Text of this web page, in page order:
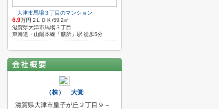
大津市馬場３丁目のマンション
6.9万円 2ＬＤＫ/59.2㎡
滋賀県大津市馬場３丁目
東海道・山陽本線「膳所」駅 徒歩5分
（株） 大覚
滋賀県大津市皇子が丘２丁目９－